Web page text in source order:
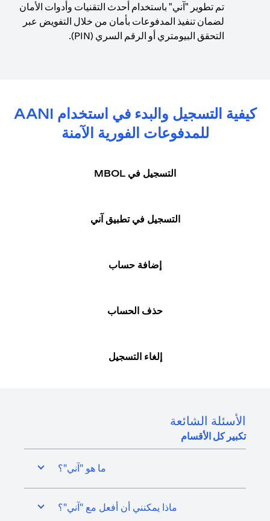
تم تطوير "آني" باستخدام أحدث التقنيات وأدوات الأمان
لضمان تنفيذ المدفوعات بأمان من خلال التفويض عبر
التحقق البيومتري أو الرقم السري (PIN).
كيفية التسجيل والبدء في استخدام AANI
للمدفوعات الفورية الآمنة
التسجيل في MBOL
التسجيل في تطبيق آني
إضافة حساب
حذف الحساب
إلغاء التسجيل
الأسئلة الشائعة
تكبير كل الأقسام
ما هو "آني"؟
ماذا يمكنني أن أفعل مع "آني"؟